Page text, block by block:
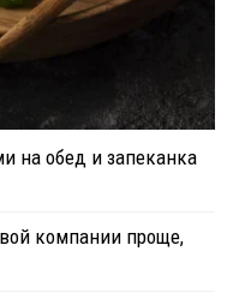
на обед и запеканка
компании проще,